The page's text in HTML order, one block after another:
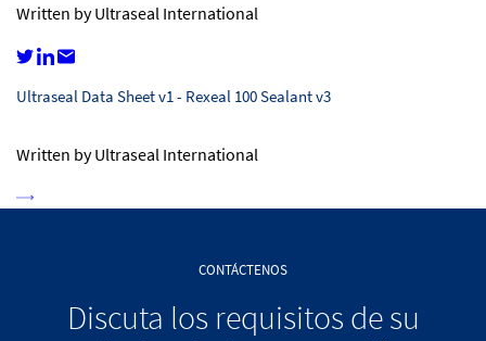
Written by Ultraseal International
Ultraseal Data Sheet v1 - Rexeal 100 Sealant v3
Written by Ultraseal International
CONTÁCTENOS
Discuta los requisitos de su